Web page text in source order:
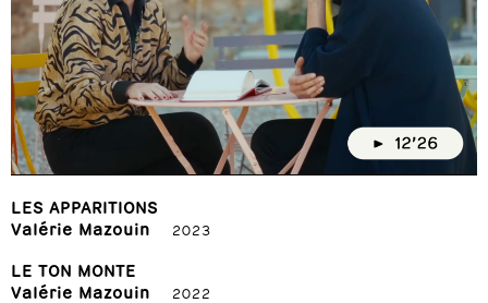
LES APPARITIONS
Valérie Mazouin
2023
LE TON MONTE
Valérie Mazouin
2022